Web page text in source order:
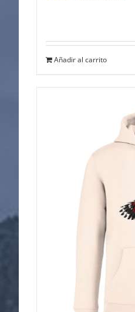
Añadir al carrito